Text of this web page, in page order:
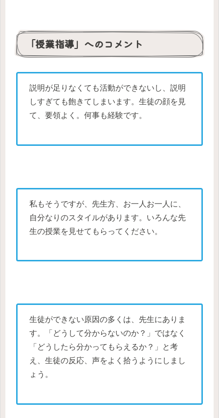
「授業指導」へのコメント
説明が足りなくても活動ができないし、説明
しすぎても飽きてしまいます。生徒の顔を見
て、要領よく。何事も経験です。
私もそうですが、先生方、お一人お一人に、
自分なりのスタイルがあります。いろんな先
生の授業を見せてもらってください。
生徒ができない原因の多くは、先生にありま
す。「どうして分からないのか？」ではなく
「どうしたら分かってもらえるか？」と考
え、生徒の反応、声をよく拾うようにしまし
ょう。